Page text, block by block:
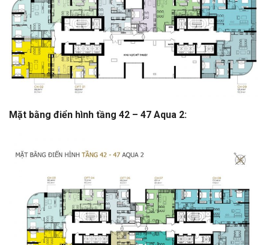
Mặt bằng điển hình tầng 42 – 47 Aqua 2: